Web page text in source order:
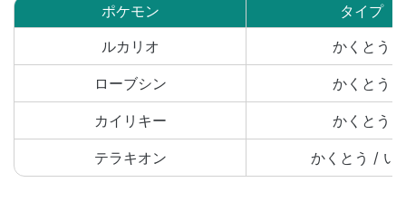
ポケモン
タイプ
ルカリオ
かくとう
ローブシン かくとう
カイリキー かくとう
テラキオン かくとう / い